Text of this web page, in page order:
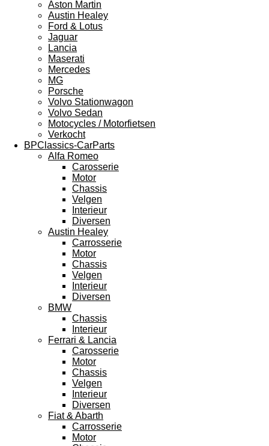
Aston Martin
Austin Healey
Ford & Lotus
Jaguar
Lancia
Maserati
Mercedes
MG
Porsche
Volvo Stationwagon
Volvo Sedan
Motocycles / Motorfietsen
Verkocht
BPClassics-CarParts
Alfa Romeo
Carosserie
Motor
Chassis
Velgen
Interieur
Diversen
Austin Healey
Carrosserie
Motor
Chassis
Velgen
Interieur
Diversen
BMW
Chassis
Interieur
Ferrari & Lancia
Carosserie
Motor
Chassis
Velgen
Interieur
Diversen
Fiat & Abarth
Carrosserie
Motor